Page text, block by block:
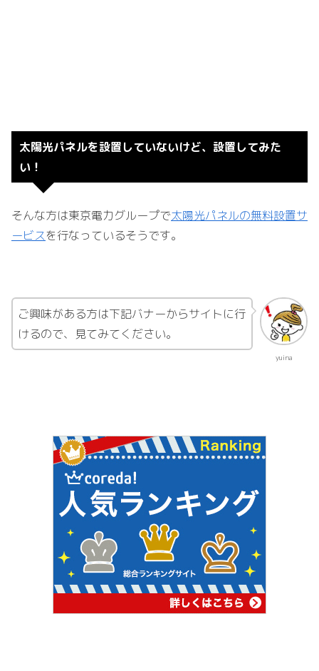
太陽光パネルを設置していないけど、設置してみた
い！
そんな方は東京電力グループで太陽光パネルの無料設置サ
ービスを行なっているそうです。
yuina
ご興味がある方は下記バナーからサイトに行
けるので、見てみてください。